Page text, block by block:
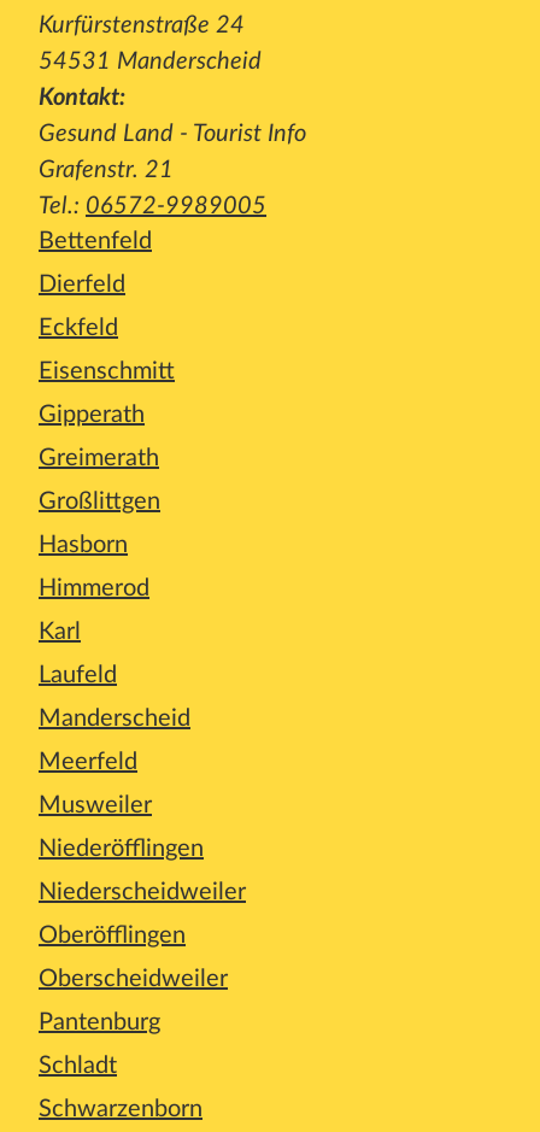
Kurfürstenstraße 24
54531 Manderscheid
Kontakt:
Gesund Land - Tourist Info
Grafenstr. 21
Tel.: 06572-9989005
Bettenfeld
Dierfeld
Eckfeld
Eisenschmitt
Gipperath
Greimerath
Großlittgen
Hasborn
Himmerod
Karl
Laufeld
Manderscheid
Meerfeld
Musweiler
Niederöfflingen
Niederscheidweiler
Oberöfflingen
Oberscheidweiler
Pantenburg
Schladt
Schwarzenborn